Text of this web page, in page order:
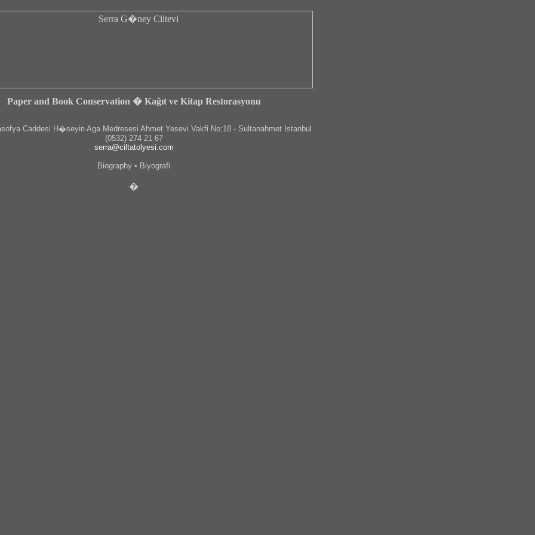
Paper and Book Conservation � Kağıt ve Kitap Restorasyonu
Caddesi H�seyin Aga Medresesi Ahmet Yesevi Vakfi No:18 - Sultanahmet Istanbul
(0532) 274 21 67
serra@ciltatolyesi.com
Biography • Biyografi
�